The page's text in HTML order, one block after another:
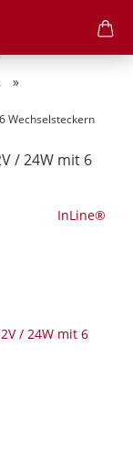
»
Wechselsteckern
/ 24W mit 6
InLine®